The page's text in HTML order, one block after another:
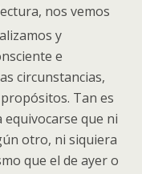
nos vemos
y
e
circunstancias,
Tan es
equivocarse que ni
otro, ni siquiera
que el de ayer o